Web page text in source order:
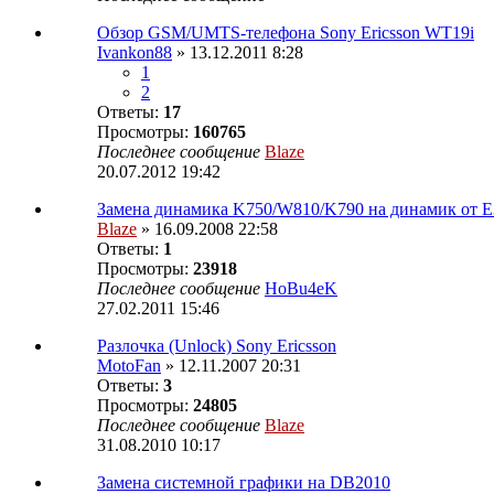
Обзор GSM/UMTS-телефона Sony Ericsson WT19i
Ivankon88 » 13.12.2011 8:28
1
2
Ответы: 17
Просмотры: 160765
Последнее сообщение Blaze
20.07.2012 19:42
Замена динамика K750/W810/K790 на динамик от
Blaze » 16.09.2008 22:58
Ответы: 1
Просмотры: 23918
Последнее сообщение HoBu4eK
27.02.2011 15:46
Разлочка (Unlock) Sony Ericsson
MotoFan » 12.11.2007 20:31
Ответы: 3
Просмотры: 24805
Последнее сообщение Blaze
31.08.2010 10:17
Замена системной графики на DB2010